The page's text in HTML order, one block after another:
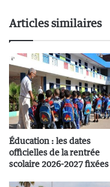
Articles similaires
Éducation : les dates
officielles de la rentrée
scolaire 2026-2027 fixées